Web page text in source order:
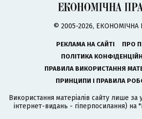
© 2005-2026, ЕКОНОМІЧНА
РЕКЛАМА НА САЙТІ
ПРО
ПОЛІТИКА
ПРАВИЛА ВИКОРИСТАННЯ
ПРИНЦИПИ І ПРАВИЛА
Використання матеріалів сайту лише за
інтернет-видань - гіперпосилання) на